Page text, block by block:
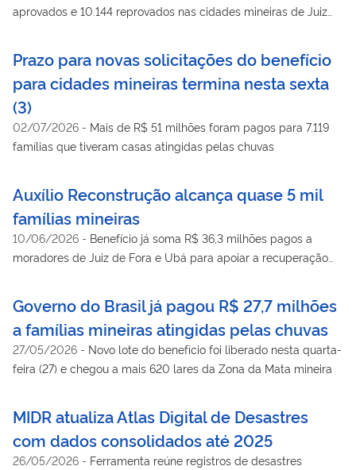
aprovados e 10.144 reprovados nas cidades mineiras de Juiz
Prazo para novas solicitações do benefício
para cidades mineiras termina nesta sexta
(3)
02/07/2026 - Mais de R$ 51 milhões foram pagos para 7.119
famílias que tiveram casas atingidas pelas chuvas
Auxílio Reconstrução alcança quase 5 mil
famílias mineiras
10/06/2026 - Benefício já soma R$ 36,3 milhões pagos a
moradores de Juiz de Fora e Ubá para apoiar a recuperação
Governo do Brasil já pagou R$ 27,7 milhões
a famílias mineiras atingidas pelas chuvas
27/05/2026 - Novo lote do benefício foi liberado nesta quarta-
feira (27) e chegou a mais 620 lares da Zona da Mata mineira
MIDR atualiza Atlas Digital de Desastres
com dados consolidados até 2025
26/05/2026 - Ferramenta reúne registros de desastres